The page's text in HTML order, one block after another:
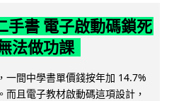
手書 電子啟動碼鎖死
法做功課
一間中學書單價錢按年加 14.7%
且電子教材啟動碼這項設計，